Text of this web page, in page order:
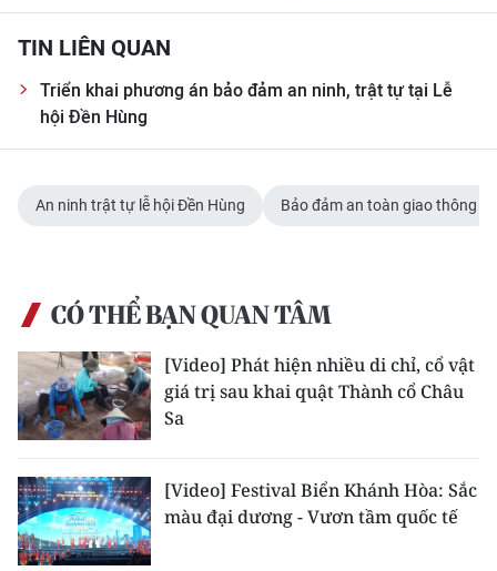
CHƯƠNG TRÌNH OCOP - MỖI XÃ
MỘT SẢN PHẨM
RADIO
E-Magazine
Media Chính trị
Media Kinh tế
Media Văn hóa
Media Pháp luật
Media Du lịch
TIN LIÊN QUAN
Triển khai phương án bảo đảm an ninh, trật tự tại Lễ
hội Đền Hùng
An ninh trật tự lễ hội Đền Hùng Bảo đảm an toàn giao thông
CÓ THỂ BẠN QUAN TÂM
[Video] Phát hiện nhiều di chỉ, cổ vật
giá trị sau khai quật Thành cổ Châu
Sa
[Video] Festival Biển Khánh Hòa: Sắc
màu đại dương - Vươn tầm quốc tế